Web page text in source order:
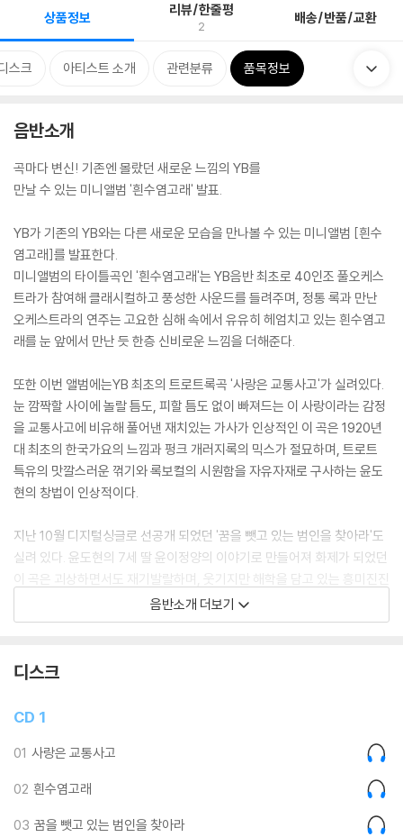
상품정보 리뷰/한줄평
2 배송/반품/교환
스크 아티스트 소개 관련분류 품목정보
음반소개
곡마다 변신! 기존엔 몰랐던 새로운 느낌의 YB를
만날 수 있는 미니앨범 '흰수염고래' 발표.
YB가 기존의 YB와는 다른 새로운 모습을 만나볼 수 있는 미니앨범 [흰수
염고래]를 발표한다.
미니앨범의 타이틀곡인 '흰수염고래'는 YB음반 최초로 40인조 풀오케스
트라가 참여해 클래시컬하고 풍성한 사운드를 들려주며, 정통 록과 만난
오케스트라의 연주는 고요한 심해 속에서 유유히 헤엄치고 있는 흰수염고
래를 눈 앞에서 만난 듯 한층 신비로운 느낌을 더해준다.
또한 이번 앨범에는YB 최초의 트로트록곡 '사랑은 교통사고'가 실려있다.
눈 깜짝할 사이에 놀랄 틈도, 피할 틈도 없이 빠져드는 이 사랑이라는 감정
을 교통사고에 비유해 풀어낸 재치있는 가사가 인상적인 이 곡은 1920년
대 최초의 한국가요의 느낌과 펑크 개러지록의 믹스가 절묘하며, 트로트
특유의 맛깔스러운 꺾기와 록보컬의 시원함을 자유자재로 구사하는 윤도
현의 창법이 인상적이다.
지난 10월 디지털싱글로 선공개 되었던 '꿈을 뺏고 있는 범인을 찾아라'도
실려 있다. 윤도현의 7세 딸 윤이정양의 이야기로 만들어져 화제가 되었던
이 곡은 괴상하면서도 재기발랄하며, 웃기지만 해학을 담고 있는 흥미진진
한 미스터리 추리 스릴러 송이다.
그리고YB 팬들의 워너비송 '나는 나비', 'It burns' 새로운 버전으로 재탄
음반소개 더보기
디스크
CD 1
01 사랑은 교통사고
02 흰수염고래
03 꿈을 뺏고 있는 범인을 찾아라